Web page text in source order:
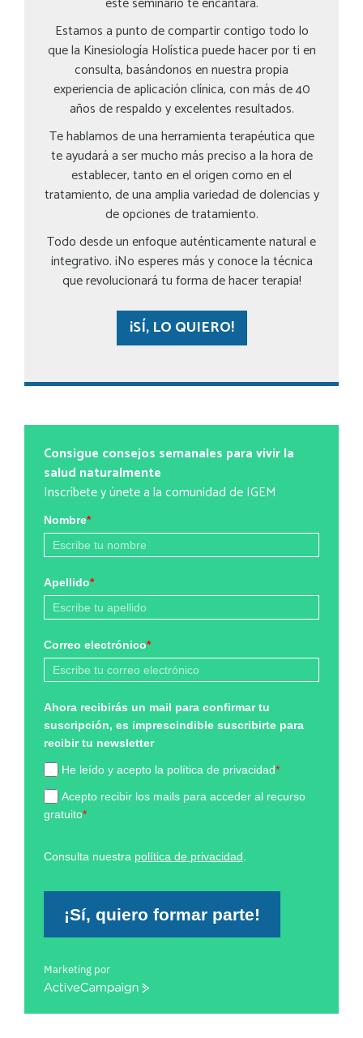
Estamos a punto de compartir contigo todo lo
que la Kinesiología Holística puede hacer por ti en
consulta, basándonos en nuestra propia
experiencia de aplicación clínica, con más de 40
años de respaldo y excelentes resultados.
Te hablamos de una herramienta terapéutica que
te ayudará a ser mucho más preciso a la hora de
establecer, tanto en el origen como en el
tratamiento, de una amplia variedad de dolencias y
de opciones de tratamiento.
Todo desde un enfoque auténticamente natural e
integrativo. ¡No esperes más y conoce la técnica
que revolucionará tu forma de hacer terapia!
¡SÍ, LO QUIERO!
Consigue consejos semanales para vivir la
salud naturalmente
Inscríbete y únete a la comunidad de IGEM
Nombre*
Apellido*
Correo electrónico*
Ahora recibirás un mail para confirmar tu
suscripción, es imprescindible suscribirte para
recibir tu newsletter
He leído y acepto la política de privacidad*
Acepto recibir los mails para acceder al recurso
gratuito*
Consulta nuestra política de privacidad
¡Sí, quiero formar parte!
Marketing por
ActiveCampaign